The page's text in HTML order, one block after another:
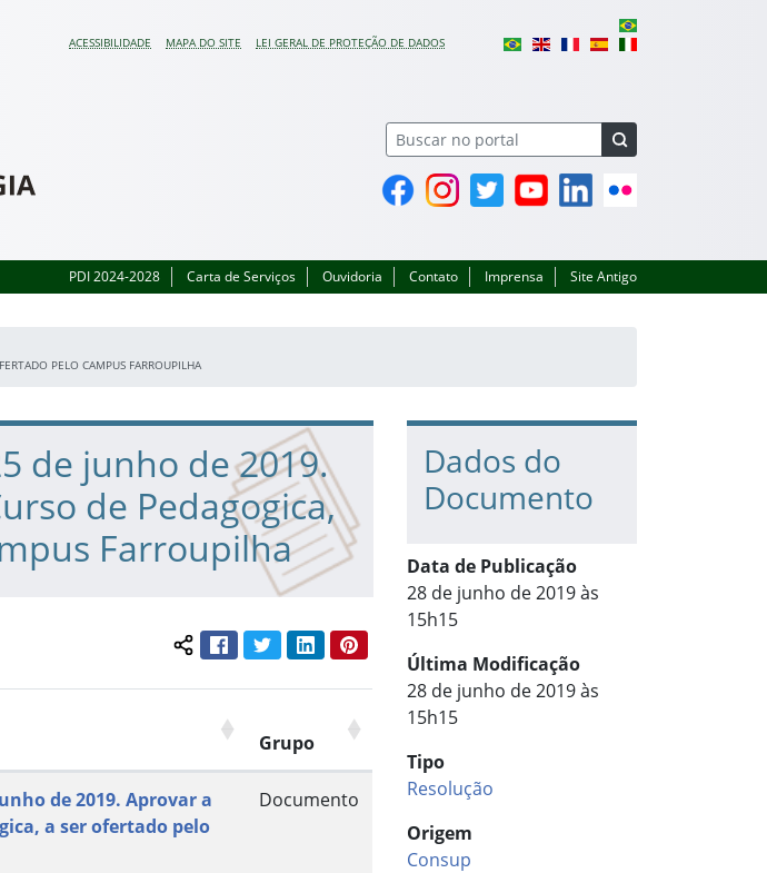
ACESSIBILIDADE MAPA DO SITE LEI GERAL DE PROTEÇÃO DE DADOS
do Sul
FacebookInstagramTwitter YouTubeLinkedin
PDI 2024-2028 Carta de Serviços Ouvidoria Contato Imprensa Site Antigo
PELO CAMPUS FARROUPILHA
de junho de 2019.
de Pedagogica,
Farroupilha
Compartilhar conteúdo:
FacebookTwitterLinkedInPinterest
Grupo
de 2019. Aprovar a
a ser ofertado pelo
Documento
Dados do
Documento
Data de Publicação
28 de junho de 2019 às
15h15
Última Modificação
28 de junho de 2019 às
15h15
Tipo
Resolução
Origem
Consup